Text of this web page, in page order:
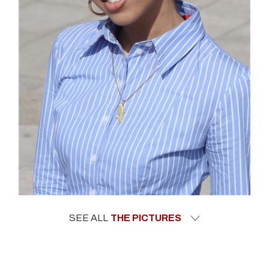
SEE ALL THE PICTURES